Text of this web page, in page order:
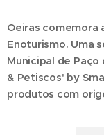
Oeiras comemora
Enoturismo. Uma
Municipal de
& Petiscos' by
produtos com